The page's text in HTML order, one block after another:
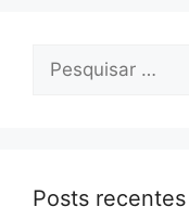
Posts recentes